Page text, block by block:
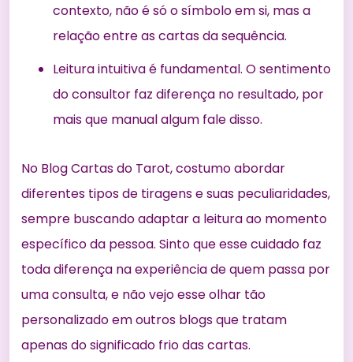
contexto, não é só o símbolo em si, mas a
relação entre as cartas da sequência.
Leitura intuitiva é fundamental. O sentimento
do consultor faz diferença no resultado, por
mais que manual algum fale disso.
No Blog Cartas do Tarot, costumo abordar
diferentes tipos de tiragens e suas peculiaridades,
sempre buscando adaptar a leitura ao momento
específico da pessoa. Sinto que esse cuidado faz
toda diferença na experiência de quem passa por
uma consulta, e não vejo esse olhar tão
personalizado em outros blogs que tratam
apenas do significado frio das cartas.